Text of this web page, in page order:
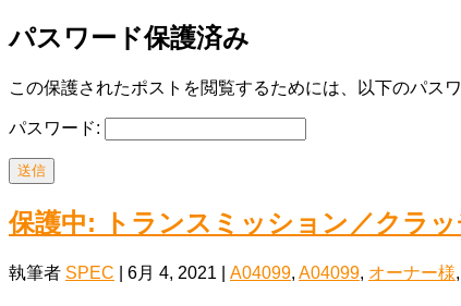
パスワード保護済み
この保護されたポストを閲覧するためには、以下のパス
パスワード:
送信
保護中: トランスミッション／クラッ
執筆者 SPEC 6月 4, 2021 A04099, A04099, オーナー様,